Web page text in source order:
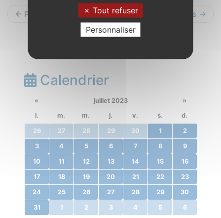
← Précédents Suivants →
Calendrier
« juillet 2023
»
l.
m. m. j. v. s. d.
26 27 28 29 30 1 2
3 4 5 6 7 8 9
10 11 12 13 14 15 16
17 18 19 20 21 22 23
24 25 26 27 28 29 30
31 1 2 3 4 5 6
Tout refuser
Personnaliser